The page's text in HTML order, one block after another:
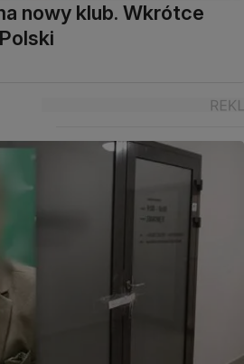
nowy klub. Wkrótce